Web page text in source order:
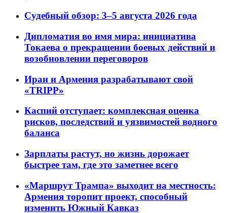
Судебный обзор: 3–5 августа 2026 года
Дипломатия во имя мира: инициатива
Токаева о прекращении боевых действий и
возобновлении переговоров
Иран и Армения разрабатывают свой
«TRIPP»
Каспий отступает: комплексная оценка
рисков, последствий и уязвимостей водного
баланса
Зарплаты растут, но жизнь дорожает
быстрее там, где это заметнее всего
«Маршрут Трампа» выходит на местность:
Армения торопит проект, способный
изменить Южный Кавказ